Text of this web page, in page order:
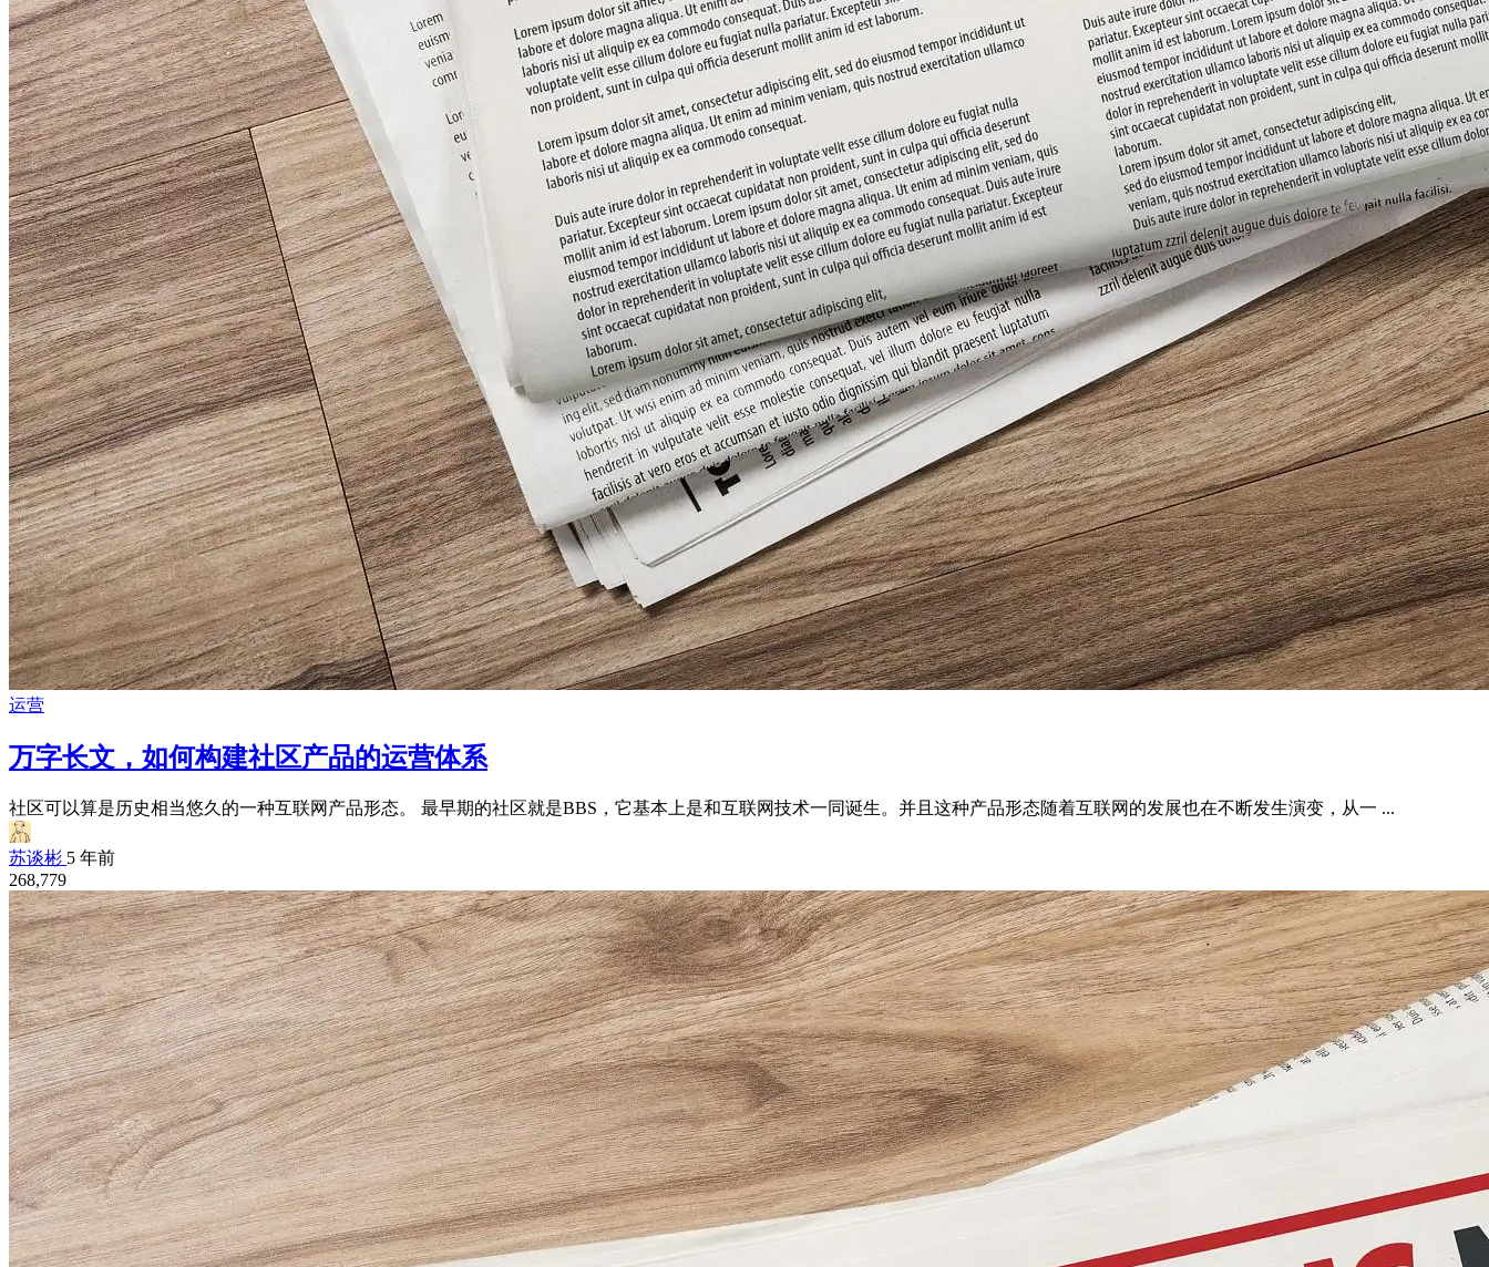
运营
万字长文，如何构建社区产品的运营体系
社区可以算是历史相当悠久的一种互联网产品形态。 最早期的社区就是BBS，它基本上是和互联网技术一同诞生。并且这种产品形态随着互联网的发展也在不断发生演变，从一 ...
苏谈彬 5 年前
268,779